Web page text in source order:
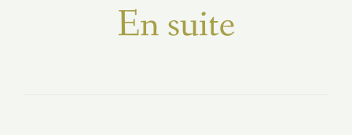
En suite